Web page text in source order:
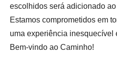
escolhidos será adicionado
Estamos comprometidos em
uma experiência inesquecível
Bem-vindo ao Caminho!